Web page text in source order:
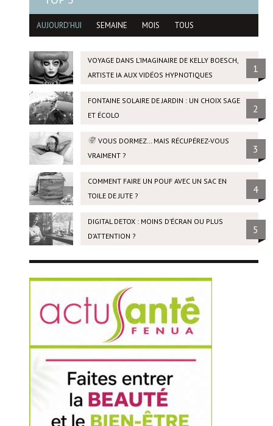
AUJOURD'HUI SEMAINE MOIS TOUS
VOYAGE DANS L’IMAGINAIRE DE KELLY BOESCH,
ARTISTE IA AUX VIDÉOS HYPNOTIQUES
1
FONTAINE SOLAIRE DE JARDIN : UN CHOIX SAGE
ET ÉCOLO
2
VOUS DORMEZ… MAIS RÉCUPÉREZ-VOUS
VRAIMENT ?
3
COMMENT FAIRE UN POUF AVEC UN SAC EN
TOILE DE JUTE ?
4
DIGITAL DETOX : MOINS D’ÉCRAN OU PLUS
D’ATTENTION ?
5